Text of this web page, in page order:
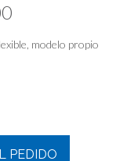
modelo propio
PEDIDO